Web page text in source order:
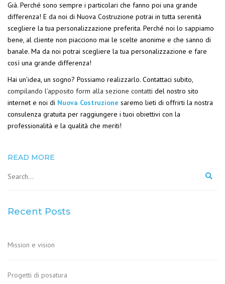
Già. Perché sono sempre i particolari che fanno poi una grande
differenza! E da noi di Nuova Costruzione potrai in tutta serenità
scegliere la tua personalizzazione preferita. Perché noi lo sappiamo
bene, al cliente non piacciono mai le scelte anonime e che sanno di
banale. Ma da noi potrai scegliere la tua personalizzazione e fare
così una grande differenza!
Hai un’idea, un sogno? Possiamo realizzarlo. Contattaci subito,
compilando l’apposito form alla sezione contatti del nostro sito
internet e noi di Nuova Costruzione saremo lieti di offrirti la nostra
consulenza gratuita per raggiungere i tuoi obiettivi con la
professionalità e la qualità che meriti!
READ MORE
Recent Posts
Mission e vision
Progetti di posatura